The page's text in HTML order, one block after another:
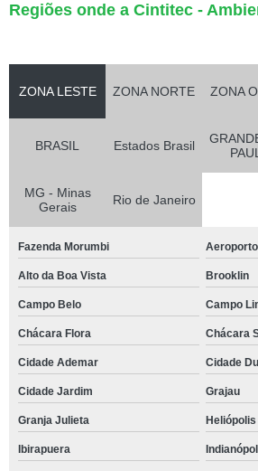
Regiões onde a Cintitec -
ZONA LESTE ZONA NORTE ZONA
BRASIL Estados Brasil
MG - Minas
Gerais
Rio de Janeiro
Fazenda Morumbi Aeroporto
Alto da Boa Vista Brooklin
Campo Belo Campo
Chácara Flora Chácara
Cidade Ademar Cidade
Cidade Jardim Grajau
Granja Julieta Heliópolis
Ibirapuera